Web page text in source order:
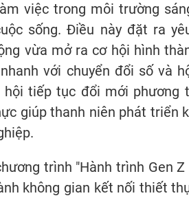
việc trong môi trường
sống. Điều này đặt ra
vừa mở ra cơ hội hình
với chuyển đổi số và
tiếp tục đổi mới phương
giúp thanh niên phát triển
trình "Hành trình Gen
không gian kết nối thiết